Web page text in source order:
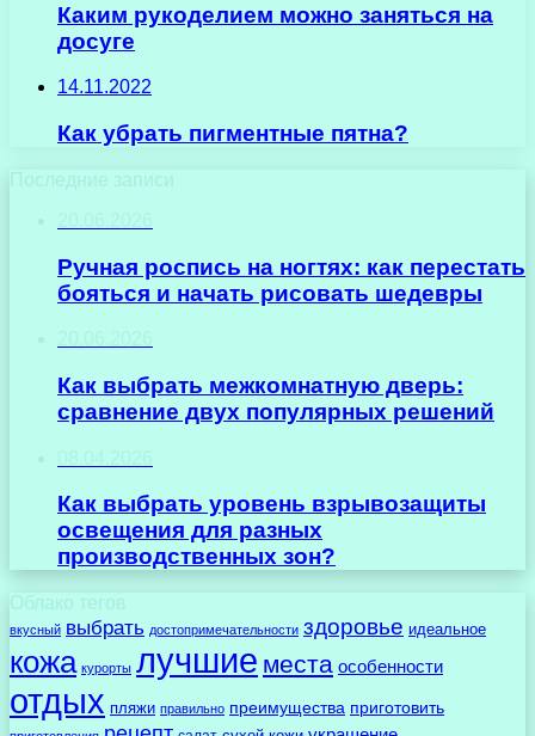
Каким рукоделием можно заняться на
досуге
14.11.2022
Как убрать пигментные пятна?
Последние записи
Ручная роспись на ногтях: как перестать
бояться и начать рисовать шедевры
Как выбрать межкомнатную дверь:
сравнение двух популярных решений
Как выбрать уровень взрывозащиты
освещения для разных
производственных зон?
Облако тегов
вкусный выбрать достопримечательности здоровье идеальное
кожа курорты лучшие места особенности
отдых пляжи правильно преимущества приготовить